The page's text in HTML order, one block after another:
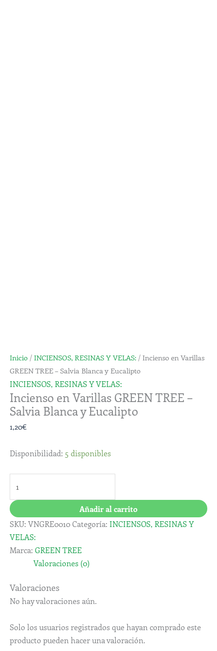
Inicio / INCIENSOS, RESINAS Y VELAS: / Incienso en Varillas
GREEN TREE – Salvia Blanca y Eucalipto
INCIENSOS, RESINAS Y VELAS:
Incienso en Varillas GREEN TREE –
Salvia Blanca y Eucalipto
1,20€
Disponibilidad: 5 disponibles
Añadir al carrito
SKU: VNGRE0010Categoría: INCIENSOS, RESINAS Y
VELAS:
Marca: GREEN TREE
Valoraciones (0)
Valoraciones
No hay valoraciones aún.
Solo los usuarios registrados que hayan comprado este
producto pueden hacer una valoración.